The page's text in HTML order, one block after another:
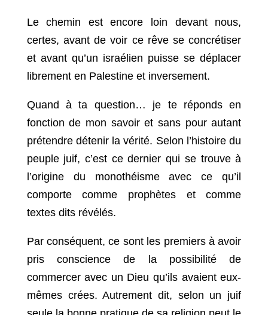
Le chemin est encore loin devant nous,
certes, avant de voir ce rêve se concrétiser
et avant qu’un israélien puisse se déplacer
librement en Palestine et inversement.
Quand à ta question… je te réponds en
fonction de mon savoir et sans pour autant
prétendre détenir la vérité. Selon l’histoire du
peuple juif, c’est ce dernier qui se trouve à
l’origine du monothéisme avec ce qu’il
comporte comme prophètes et comme
textes dits révélés.
Par conséquent, ce sont les premiers à avoir
pris conscience de la possibilité de
commercer avec un Dieu qu’ils avaient eux-
mêmes crées. Autrement dit, selon un juif